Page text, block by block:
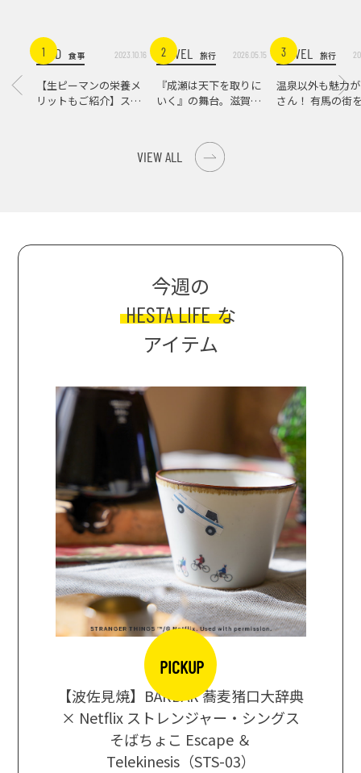
1FOOD 食事 2023.10.16
【生ピーマンの栄養メ
リットもご紹介】スパ
2
TRAVEL 旅行 2026.05.15
『成瀬は天下を取りに
いく』の舞台。滋賀県
3
TRAVEL 旅行
温泉以外も魅力
さん！ 有馬の街
VIEW ALL
今週の
HESTA LIFE な
アイテム
PICKUP
【波佐見焼】BARBAR 蕎麦猪口大辞典
× Netflix ストレンジャー・シングス
そばちょこ Escape ＆
Telekinesis（STS-03）